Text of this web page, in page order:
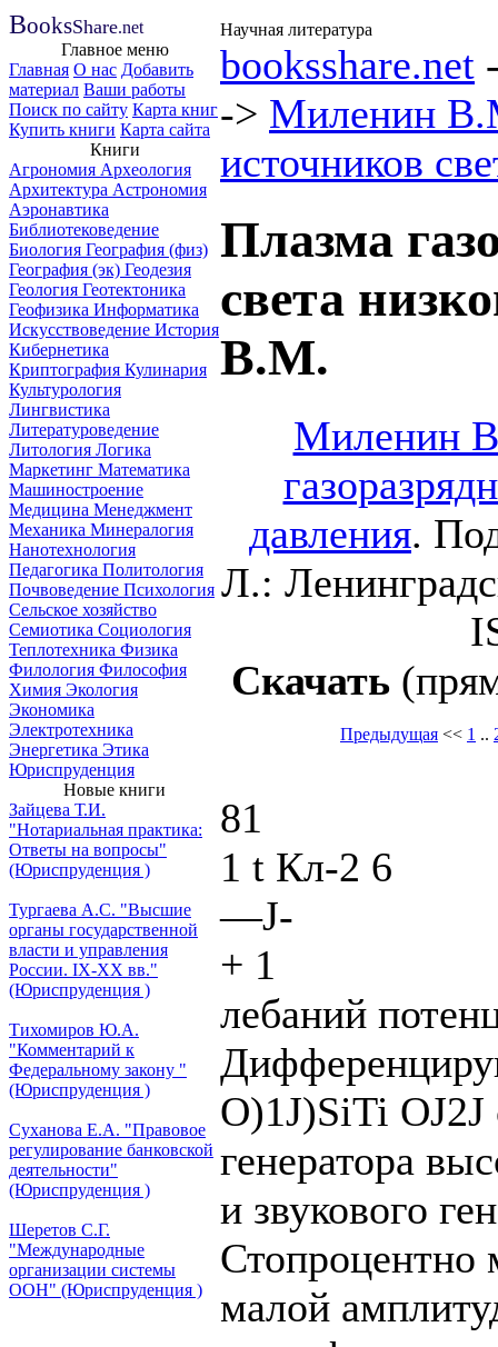
BooksShare.net
Научная литература
Главное меню
Главная О нас Добавить
материал Ваши работы
Поиск по сайту Карта книг
Купить книги Карта сайта
Книги
Агрономия Археология
Архитектура Астрономия
Аэронавтика
Библиотековедение
Биология География (физ)
География (эк) Геодезия
Геология Геотектоника
Геофизика Информатика
Искусствоведение История
Кибернетика
Криптография Кулинария
Культурология
Лингвистика
Литературоведение
Литология Логика
Маркетинг Математика
Машиностроение
Медицина Менеджмент
Механика Минералогия
Нанотехнология
Педагогика Политология
Почвоведение Психология
Сельское хозяйство
Семиотика Социология
Теплотехника Физика
Филология Философия
Химия Экология
Экономика
Электротехника
Энергетика Этика
Юриспруденция
Новые книги
Зайцева Т.И.
"Нотариальная практика:
Ответы на вопросы"
(Юриспруденция )
Тургаева А.С. "Высшие
органы государственной
власти и управления
России. IХ-ХХ вв."
(Юриспруденция )
Тихомиров Ю.А.
"Комментарий к
Федеральному закону "
(Юриспруденция )
Суханова Е.А. "Правовое
регулирование банковской
деятельности"
(Юриспруденция )
Шеретов С.Г.
"Международные
организации системы
ООН" (Юриспруденция )
booksshare.net
-> Миленин
источников
Плазма
света
В.М.
Миленин
давления.
Л.:
Скачать
Предыдущая << 1 ..
81
1 t Кл-2 6
—J-
+ 1
лебаний
O)1J)SiTi OJ2J
генератора
и звукового
Стопроцентно
малой